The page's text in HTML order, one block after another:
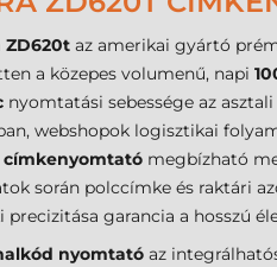
ZD620t az amerikai gyártó
a közepes volumenű, napi
nyomtatási sebessége az
webshopok logisztikai
címkenyomtató megbízható
során polccímke és raktári
precizitása garancia a hosszú
nyomtató az